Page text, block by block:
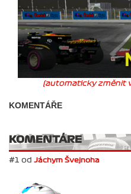
(automaticky změnit
KOMENTÁŘE
KOMENTÁRE
#1 od Jáchym Švejnoha